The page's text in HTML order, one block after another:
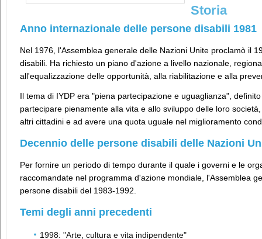
Storia
Anno internazionale delle persone disabili 1981
Nel 1976, l'Assemblea generale delle Nazioni Unite proclamò il
disabili. Ha richiesto un piano d'azione a livello nazionale,
all'equalizzazione delle opportunità, alla riabilitazione e alla
Il tema di IYDP era "piena partecipazione e uguaglianza",
partecipare pienamente alla vita e allo sviluppo delle loro
altri cittadini e ad avere una quota uguale nel miglioramento
Decennio delle persone disabili delle Nazioni
Per fornire un periodo di tempo durante il quale i governi e le
raccomandate nel programma d'azione mondiale, l'Assemblea
persone disabili del 1983-1992.
Temi degli anni precedenti
1998: "Arte, cultura e vita indipendente"